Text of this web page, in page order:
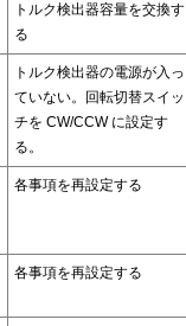
トルク検出器容量を交換す
る
トルク検出器の電源が入っ
ていない。回転切替スイッ
チを CW/CCW に設定す
る。
各事項を再設定する
各事項を再設定する